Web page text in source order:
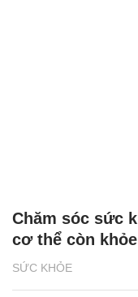
SỨC KHỎE
Chăm sóc sức
cơ thể còn khỏe